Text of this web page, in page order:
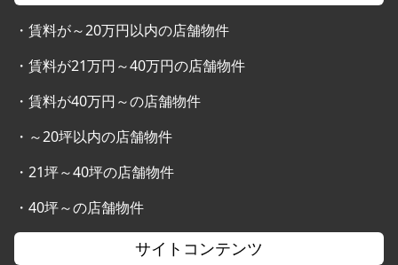
・ 賃料が～20万円以内の店舗物件
・ 賃料が21万円～40万円の店舗物件
・ 賃料が40万円～の店舗物件
・ ～20坪以内の店舗物件
・ 21坪～40坪の店舗物件
・ 40坪～の店舗物件
サイトコンテンツ